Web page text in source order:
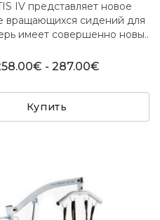
IV представляет новое
вращающихся сидений для
имеет совершенно новы..
- 287.00€
Купить